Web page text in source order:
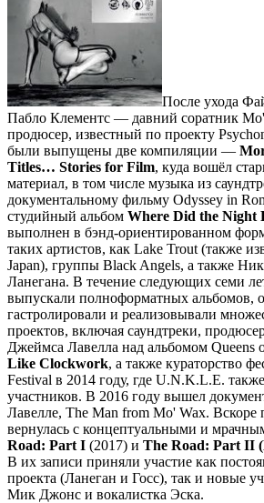
После ухода
Пабло Клементс — давний соратник Mo'
продюсер, известный по проекту
были выпущены две компиляции —
Titles… Stories for Film, куда вошёл
материал, в том числе музыка из
документальному фильму Odyssey in
студийный альбом Where Did the Night
выполнен в бэнд-ориентированном
таких артистов, как Lake Trout (также
Japan), группы Black Angels, а также
Ланегана. В течение следующих семи
выпускали полноформатных альбомов,
гастролировали и реализовывали
проектов, включая саундтреки,
Джеймса Лавелла над альбомом Queens
Like Clockwork, а также кураторство
Festival в 2014 году, где U.N.K.L.E.
участников. В 2016 году вышел
Лавелле, The Man from Mo' Wax. Вскоре
вернулась с концептуальными и
Road: Part I (2017) и The Road: Part II
В их записи приняли участие как
проекта (Ланеган и Госс), так и новые
Мик Джонс и вокалистка Эска.